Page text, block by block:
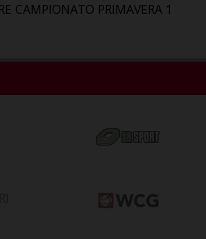
CAMPIONATO PRIMAVERA 1